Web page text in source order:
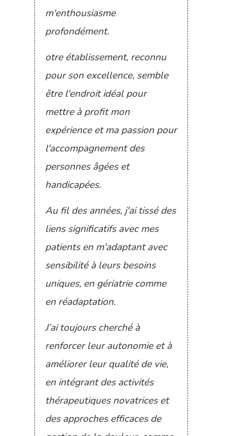
m'enthousiasme
profondément.
otre établissement, reconnu
pour son excellence, semble
être l'endroit idéal pour
mettre à profit mon
expérience et ma passion pour
l'accompagnement des
personnes âgées et
handicapées.
Au fil des années, j'ai tissé des
liens significatifs avec mes
patients en m'adaptant avec
sensibilité à leurs besoins
uniques, en gériatrie comme
en réadaptation.
J’ai toujours cherché à
renforcer leur autonomie et à
améliorer leur qualité de vie,
en intégrant des activités
thérapeutiques novatrices et
des approches efficaces de